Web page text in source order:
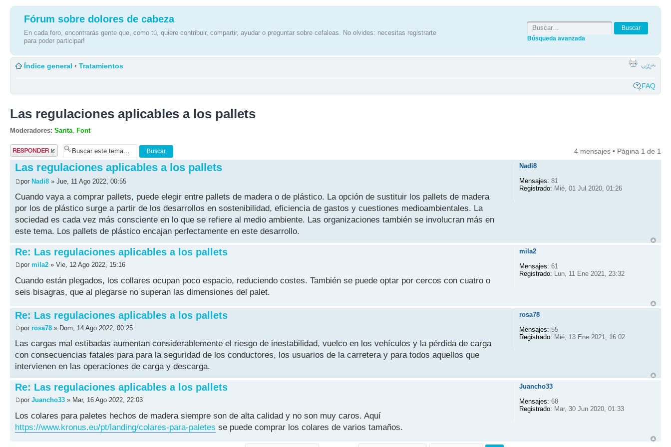
Fórum sobre dolores de cabeza
En cada foro, encontrarás gente que, como tú, quiere contribuir, compartir, ayudar o preguntar sobre cefaleas. No olvides: necesitas registrarte
para poder participar!
Búsqueda avanzada
Índice general ‹ Tratamientos
FAQ
Las regulaciones aplicables a los pallets
Moderadores: Sarita Font
Publicar una
respuesta
4 mensajes • Página 1 de 1
Las regulaciones aplicables a los pallets
por Nadi8 » Jue, 11 Ago 2022, 00:55
Cuando vaya a comprar pallets, puede elegir entre pallets de madera o de plástico. La opción de sustituir los pallets de madera
por los de plástico surge a partir de los desarrollos en sostenibilidad, eficiencia de gastos y cuestiones medioambientales. La
sociedad es cada vez más consciente en lo que se refiere al medio ambiente. Las organizaciones también se involucran más en
este tema. Los pallets de plástico encajan perfectamente en este desarrollo.
Nadi8
Mensajes: 81
Registrado: Mié, 01 Jul 2020, 01:26
Re: Las regulaciones aplicables a los pallets
por mila2 » Vie, 12 Ago 2022, 15:16
Cuando están plegados, los collares ocupan poco espacio, reduciendo costes. También se puede optar por cercos con cuatro o
seis bisagras, que al plegarse no superan las dimensiones del palet.
mila2
Mensajes: 61
Registrado: Lun, 11 Ene 2021, 23:32
Re: Las regulaciones aplicables a los pallets
por rosa78 » Dom, 14 Ago 2022, 00:25
Las cargas mal estibadas aumentan considerablemente el riesgo de inestabilidad, vuelco en los vehículos y la pérdida de carga
con consecuencias fatales para para la seguridad de los conductores, los usuarios de la carretera y para todos aquellos que
intervienen en las operaciones de carga y descarga.
rosa78
Mensajes: 55
Registrado: Mié, 13 Ene 2021, 16:02
Re: Las regulaciones aplicables a los pallets
por Juancho33 » Mar, 16 Ago 2022, 22:03
Los colares para paletes hechos de madera siempre son de alta calidad y no son muy caros. Aquí
https://www.kronus.eu/pt/landing/colares-para-paletes se puede comprar los colares de varios tamaños.
Juancho33
Mensajes: 68
Registrado: Mar, 30 Jun 2020, 01:33